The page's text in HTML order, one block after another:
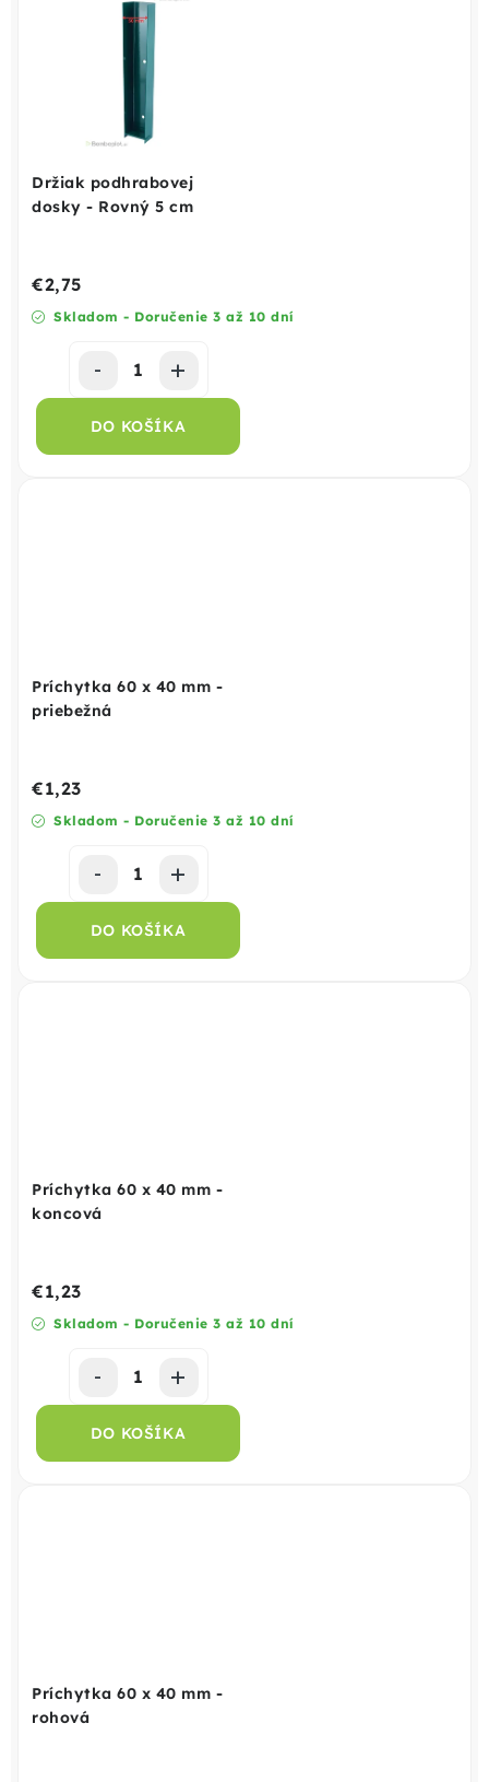
Držiak podhrabovej
dosky - Rovný 5 cm
Skladom - Doručenie 3 až 10 dní
€2,75
DO KOŠÍKA
Príchytka 60 x 40 mm -
priebežná
Skladom - Doručenie 3 až 10 dní
€1,23
DO KOŠÍKA
Príchytka 60 x 40 mm -
koncová
Skladom - Doručenie 3 až 10 dní
€1,23
DO KOŠÍKA
Príchytka 60 x 40 mm -
rohová